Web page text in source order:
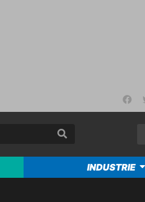
INDUSTRIE